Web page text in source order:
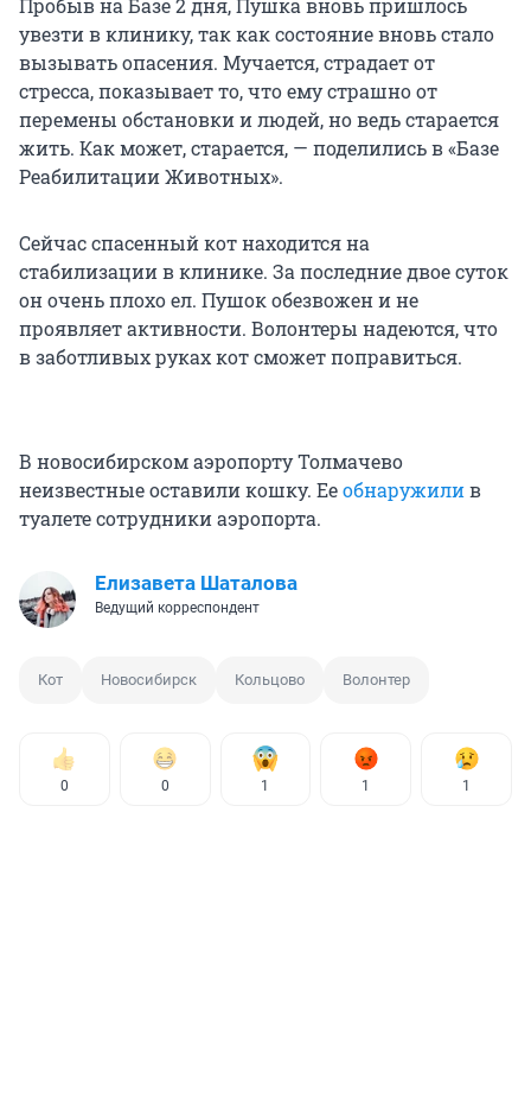
Пробыв на Базе 2 дня, Пушка вновь пришлось
увезти в клинику, так как состояние вновь стало
вызывать опасения. Мучается, страдает от
стресса, показывает то, что ему страшно от
перемены обстановки и людей, но ведь старается
жить. Как может, старается, — поделились в «Базе
Реабилитации Животных».
Сейчас спасенный кот находится на
стабилизации в клинике. За последние двое суток
он очень плохо ел. Пушок обезвожен и не
проявляет активности. Волонтеры надеются, что
в заботливых руках кот сможет поправиться.
В новосибирском аэропорту Толмачево
неизвестные оставили кошку. Ееобнаружилив
туалете сотрудники аэропорта.
Елизавета Шаталова
Ведущий корреспондент
Кот Новосибирск Кольцово Волонтер
0 0 1 1 1